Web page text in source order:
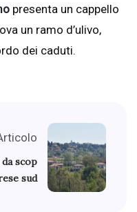
presenta un cappello
un ramo d’ulivo,
dei caduti.
scop
sud